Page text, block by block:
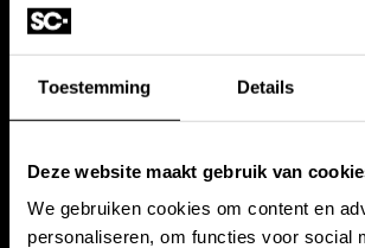
Toestemming Details
Deze website maakt gebruik van
We gebruiken cookies om content en
personaliseren, om functies voor social